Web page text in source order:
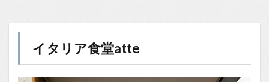
イタリア食堂atte